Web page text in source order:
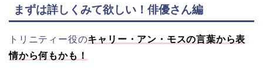
まずは詳しくみて欲しい！俳優さん編
トリニティー役のキャリー・アン・モスの言葉から表
情から何もかも！